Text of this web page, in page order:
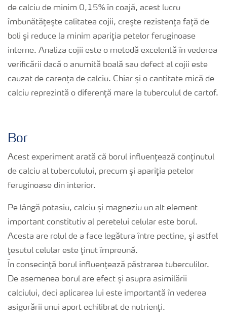
de calciu de minim 0,15% în coajă, acest lucru
îmbunătăţeşte calitatea cojii, creşte rezistenţa faţă de
boli şi reduce la minim apariţia petelor feruginoase
interne. Analiza cojii este o metodă excelentă în vederea
verificării dacă o anumită boală sau defect al cojii este
cauzat de carenţa de calciu. Chiar şi o cantitate mică de
calciu reprezintă o diferenţă mare la tuberculul de cartof.
Bor
Acest experiment arată că borul influenţează conţinutul
de calciu al tuberculului, precum şi apariţia petelor
feruginoase din interior.
Pe lângă potasiu, calciu şi magneziu un alt element
important constitutiv al peretelui celular este borul.
Acesta are rolul de a face legătura între pectine, şi astfel
ţesutul celular este ţinut împreună.
În consecinţă borul influenţează păstrarea tuberculilor.
De asemenea borul are efect şi asupra asimilării
calciului, deci aplicarea lui este importantă în vederea
asigurării unui aport echilibrat de nutrienţi.